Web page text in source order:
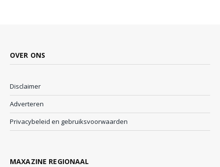
OVER ONS
Disclaimer
Adverteren
Privacybeleid en gebruiksvoorwaarden
MAXAZINE REGIONAAL